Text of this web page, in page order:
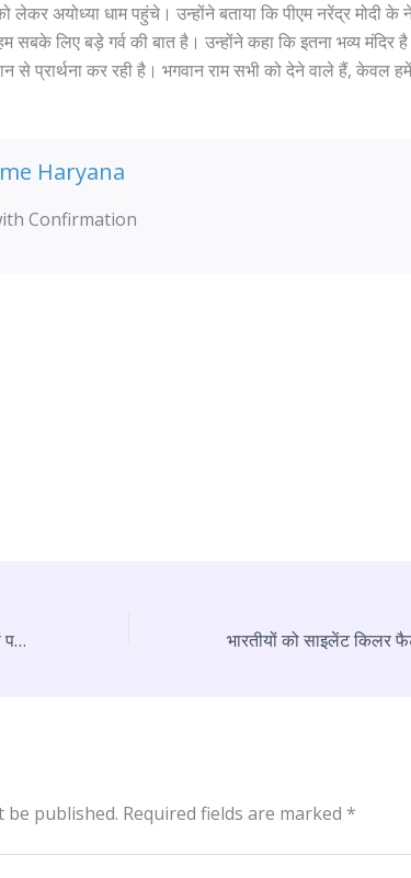
लेकर अयोध्या धाम पहुंचे। उन्होंने बताया कि पीएम नरेंद्र मोदी के
सबके लिए बड़े गर्व की बात है। उन्होंने कहा कि इतना भव्य मंदिर है
से प्रार्थना कर रही है। भगवान राम सभी को देने वाले हैं, केवल
Haryana
Confirmation
SEBI का एक्शन, Quant MF के ठिकानों पर छापेमारी
be published. Required fields are marked *